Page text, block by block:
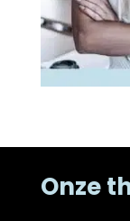
Onze